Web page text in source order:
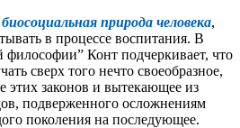
биосоциальная природа человека,
в процессе воспитания. В
философии” Конт подчеркивает, что
сверх того нечто своеобразное,
этих законов и вытекающее из
подверженного осложнениям
поколения на последующее.